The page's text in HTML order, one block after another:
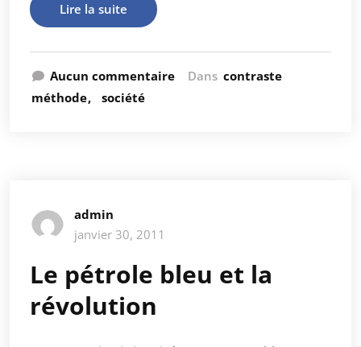
Lire la suite
Aucun commentaire Dans contraste
méthode
société
admin
janvier 30, 2011
Le pétrole bleu et la
révolution